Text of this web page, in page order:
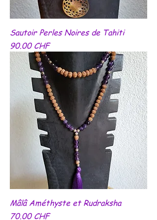
Sautoir Perles Noires de Tahiti
Prix
90.00 CHF
Mâlâ Améthyste et Rudraksha
Prix
70.00 CHF